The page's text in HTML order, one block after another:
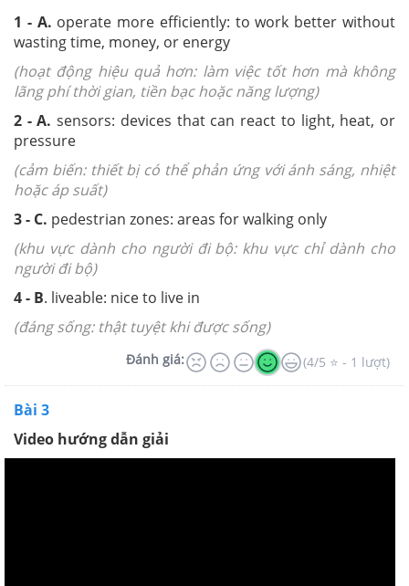
1 - A. operate more efficiently: to work better without
wasting time, money, or energy
(hoạt động hiệu quả hơn: làm việc tốt hơn mà không
lãng phí thời gian, tiền bạc hoặc năng lượng)
2 - A. sensors: devices that can react to light, heat, or
pressure
(cảm biến: thiết bị có thể phản ứng với ánh sáng, nhiệt
hoặc áp suất)
3- C. pedestrian zones: areas for walking only
(khu vực dành cho người đi bộ: khu vực chỉ dành cho
người đi bộ)
4- B. liveable: nice to live in
(đáng sống: thật tuyệt khi được sống)
Đánh giá: (4/5 ⭐ - 1 lượt)
Bài 3
Video hướng dẫn giải